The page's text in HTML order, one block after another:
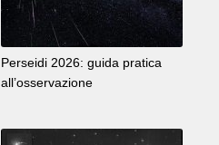
Perseidi 2026: guida pratica
all’osservazione